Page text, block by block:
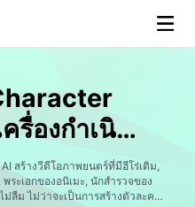
รื่องกําเนิด
สร้างวีดีโอภาพยนตร์ที่มีฮีโร่เดิม,
ะเอกของอนิเมะ, นักสํารวจของ
ลืม ไม่ว่าจะเป็นการสร้างตัวละคร